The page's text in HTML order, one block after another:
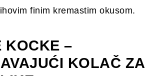
finim kremastim okusom.
KOCKE –
KOLAČ ZA